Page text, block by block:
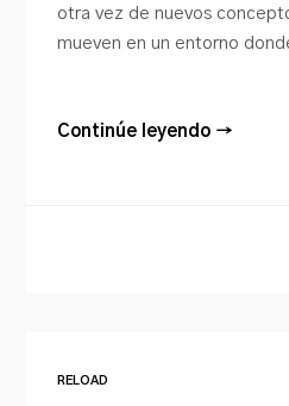
otra vez de nuevos
mueven en un entorno
Continúe leyendo →
RELOAD